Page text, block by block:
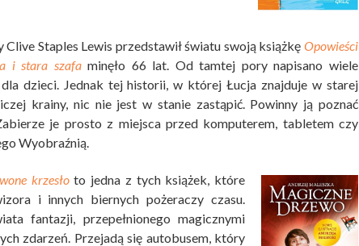
Staples Lewis przedstawił światu swoją książkę Opowieści
i stara szafaminęło 66 lat. Od tamtej pory napisano wiele
dzieci. Jednak tej historii, w której Łucja znajduje w starej
krainy, nic nie jest w stanie zastąpić. Powinny ją poznać
je prosto z miejsca przed komputerem, tabletem czy
Wyobraźnią.
krzesłoto jedna z tych książek, które
i innych biernych pożeraczy czasu.
fantazji, przepełnionego magicznymi
zdarzeń. Przejadą się autobusem, który